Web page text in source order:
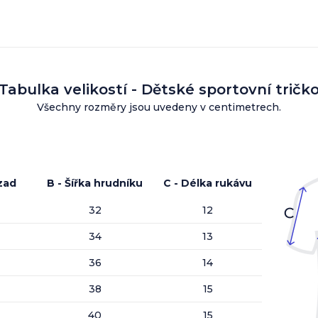
velikostí - Dětské sportovní
Všechny rozměry jsou uvedeny v centimetrech.
B - Šířka hrudníku C - Délka rukávu
32 12
34 13
36 14
38 15
40 15